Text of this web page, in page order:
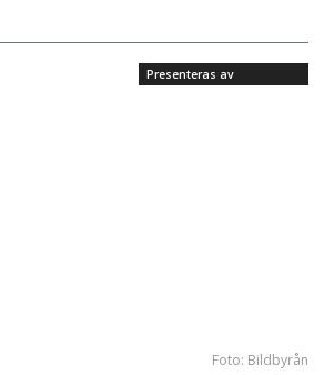
Presenteras av
Foto: Bildbyrån